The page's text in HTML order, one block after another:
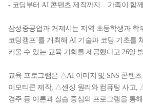
- 코딩부터 AI 콘텐츠 제작까지... 가족이 함
삼성중공업과 거제시는 지역 초등학생과 학
코딩캠프`를 개최해 AI 기술과 코딩 기초를
키울 수 있는 교육 기회를 제공했다고 26일
교육 프로그램은 △AI 이미지 및 SNS 콘텐
이모티콘 제작, △센싱 원리와 컴퓨팅 사고,
경주 등 이론과 실습 중심의 프로그램을 통